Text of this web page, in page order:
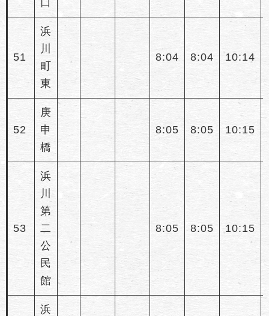
51
浜
川
町
東
8:04 8:04 10:14
52
庚
申
橋
8:05 8:05 10:15
53
浜
川
第
二
公
民
館
8:05 8:05 10:15
浜